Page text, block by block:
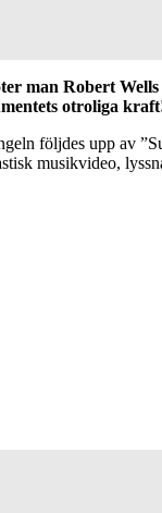
man Robert
otroliga
följdes upp av
musikvideo,